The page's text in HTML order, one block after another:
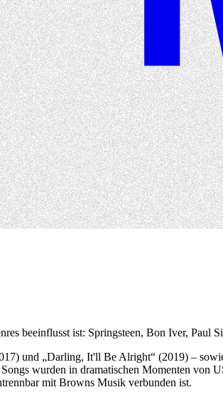
beeinflusst ist: Springsteen, Bon Iver, Paul
und „Darling, It'll Be Alright“ (2019) –
wurden in dramatischen Momenten von
mit Browns Musik verbunden ist.